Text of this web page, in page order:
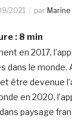
2021 par
: 8 min
en 2017,
dans le monde.
être devenue
en 2020,
paysage